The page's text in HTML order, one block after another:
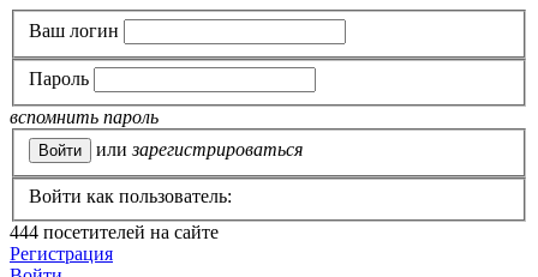
Ваш логин
Пароль
вспомнить пароль
или зарегистрироваться
Войти как пользователь:
444 посетителей на сайте
Регистрация